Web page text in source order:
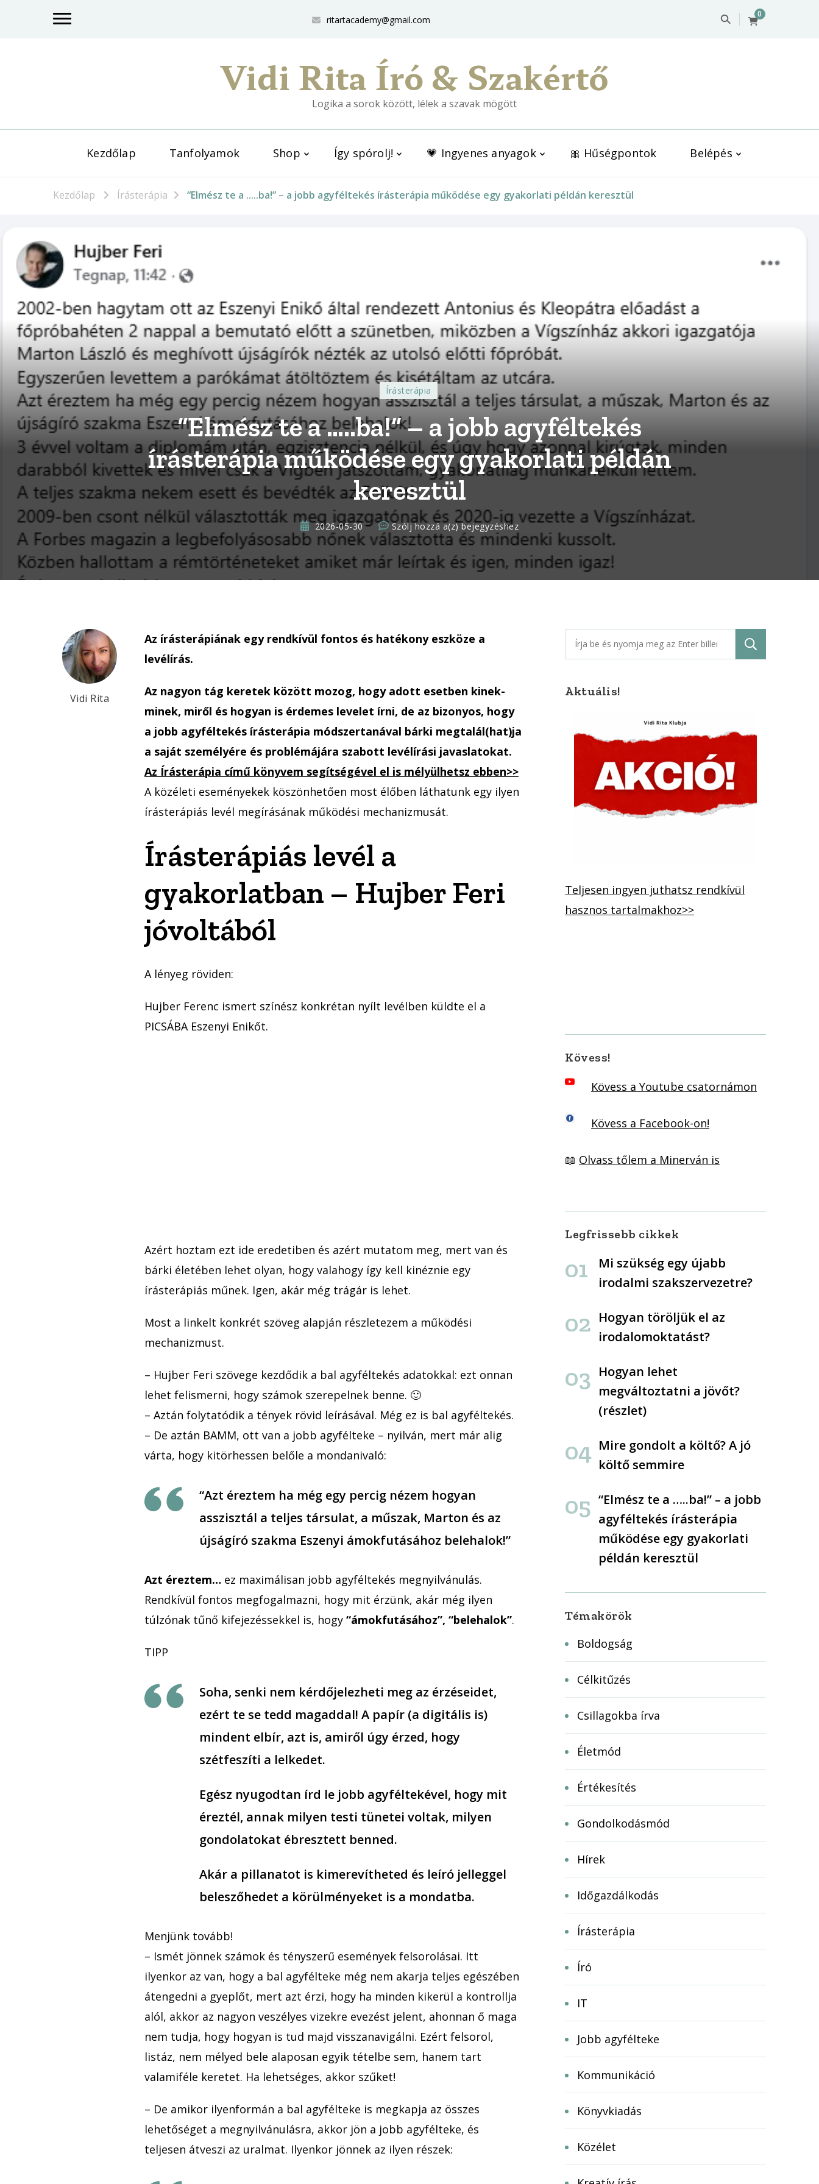
ritartacademy@gmail.com
0
Vidi Rita Író & Szakértő
Logika a sorok között, lélek a szavak mögött
Kezdőlap Tanfolyamok Shop Így spórolj! 💗 Ingyenes anyagok 🎀 Hűségpontok Belépés
Kezdőlap Írásterápia “Elmész te a …..ba!” – a jobb agyféltekés írásterápia működése egy gyakorlati példán keresztül
Írásterápia
“Elmész te a …..ba!” – a jobb agyféltekés
írásterápia működése egy gyakorlati példán
keresztül
2026-05-30 Szólj hozzá a(z)“Elmész
te
a
…..ba!”
agyféltekés
példán
keresztül
bejegyzéshez
Vidi Rita
Az írásterápiának egy rendkívül fontos és hatékony eszköze a
levélírás.
Az nagyon tág keretek között mozog, hogy adott esetben kinek-
minek, miről és hogyan is érdemes levelet írni, de az bizonyos, hogy
a jobb agyféltekés írásterápia módszertanával bárki megtalál(hat)ja
a saját személyére és problémájára szabott levélírási javaslatokat.
Az Írásterápia című könyvem segítségével el is mélyülhetsz ebben>>
A közéleti eseményekek köszönhetően most élőben láthatunk egy ilyen
írásterápiás levél megírásának működési mechanizmusát.
Írásterápiás levél a
gyakorlatban – Hujber Feri
jóvoltából
A lényeg röviden:
Hujber Ferenc ismert színész konkrétan nyílt levélben küldte el a
PICSÁBA Eszenyi Enikőt.
Azért hoztam ezt ide eredetiben és azért mutatom meg, mert van és
bárki életében lehet olyan, hogy valahogy így kell kinéznie egy
írásterápiás műnek. Igen, akár még trágár is lehet.
Most a linkelt konkrét szöveg alapján részletezem a működési
mechanizmust.
– Hujber Feri szövege kezdődik a bal agyféltekés adatokkal: ezt onnan
lehet felismerni, hogy számok szerepelnek benne. 🙂
– Aztán folytatódik a tények rövid leírásával. Még ez is bal agyféltekés.
– De aztán BAMM, ott van a jobb agyfélteke – nyilván, mert már alig
várta, hogy kitörhessen belőle a mondanivaló:
“Azt éreztem ha még egy percig nézem hogyan
asszisztál a teljes társulat, a műszak, Marton és az
újságíró szakma Eszenyi ámokfutásához belehalok!”
Azt éreztem… ez maximálisan jobb agyféltekés megnyilvánulás.
Rendkívül fontos megfogalmazni, hogy mit érzünk, akár még ilyen
túlzónak tűnő kifejezéssekkel is, hogy “ámokfutásához”, “belehalok”.
TIPP
Soha, senki nem kérdőjelezheti meg az érzéseidet,
ezért te se tedd magaddal! A papír (a digitális is)
mindent elbír, azt is, amiről úgy érzed, hogy
szétfeszíti a lelkedet.
Egész nyugodtan írd le jobb agyféltekével, hogy mit
éreztél, annak milyen testi tünetei voltak, milyen
gondolatokat ébresztett benned.
Akár a pillanatot is kimerevítheted és leíró jelleggel
beleszőhedet a körülményeket is a mondatba.
Menjünk tovább!
– Ismét jönnek számok és tényszerű események felsorolásai. Itt
ilyenkor az van, hogy a bal agyfélteke még nem akarja teljes egészében
átengedni a gyeplőt, mert azt érzi, hogy ha minden kikerül a kontrollja
alól, akkor az nagyon veszélyes vizekre evezést jelent, ahonnan ő maga
nem tudja, hogy hogyan is tud majd visszanavigálni. Ezért felsorol,
listáz, nem mélyed bele alaposan egyik tételbe sem, hanem tart
valamiféle keretet. Ha lehetséges, akkor szűket!
– De amikor ilyenformán a bal agyfélteke is megkapja az összes
lehetőséget a megnyilvánulásra, akkor jön a jobb agyfélteke, és
teljesen átveszi az uralmat. Ilyenkor jönnek az ilyen részek:
Keresés:
Aktuális!
Teljesen ingyen juthatsz rendkívül
hasznos tartalmakhoz>>
Kövess!
Kövess a Youtube csatornámon
Kövess a Facebook-on!
📖 Olvass tőlem a Minerván is
Legfrissebb cikkek
Mi szükség egy újabb
irodalmi szakszervezetre?
Hogyan töröljük el az
irodalomoktatást?
Hogyan lehet
megváltoztatni a jövőt?
(részlet)
Mire gondolt a költő? A jó
költő semmire
“Elmész te a …..ba!” – a jobb
agyféltekés írásterápia
működése egy gyakorlati
példán keresztül
Témakörök
Boldogság
Célkitűzés
Csillagokba írva
Életmód
Értékesítés
Gondolkodásmód
Hírek
Időgazdálkodás
Írásterápia
Író
IT
Jobb agyfélteke
Kommunikáció
Könyvkiadás
Közélet